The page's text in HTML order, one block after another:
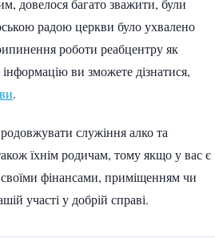
довелося багато зважити, були
радою церкви було ухвалено
роботи реабцентру як
ви зможете дізнатися,
.
служіння алко та
їхнім родичам, тому якщо у вас є
фінансами, приміщенням чи
участі у добрій справі.